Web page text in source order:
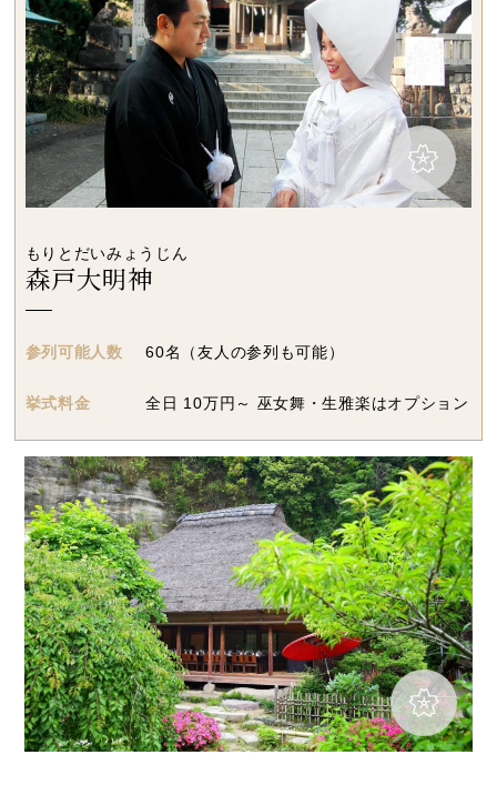
もりとだいみょうじん
森戸大明神
参列可能人数 60名（友人の参列も可能）
挙式料金 全日 10万円～ 巫女舞・生雅楽はオプション